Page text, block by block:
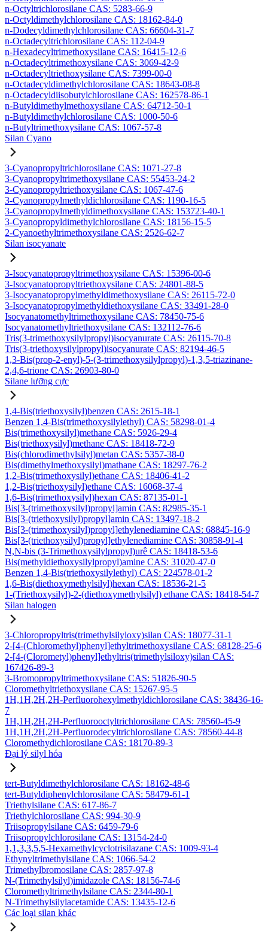
n-Octyltrichlorosilane CAS: 5283-66-9
n-Octyldimethylchlorosilane CAS: 18162-84-0
n-Dodecyldimethylchlorosilane CAS: 66604-31-7
n-Octadecyltrichlorosilane CAS: 112-04-9
n-Hexadecyltrimethoxysilane CAS: 16415-12-6
n-Octadecyltrimethoxysilane CAS: 3069-42-9
n-Octadecyltriethoxysilane CAS: 7399-00-0
n-Octadecyldimethylchlorosilane CAS: 18643-08-8
n-Octadecyldiisobutylchlorosilane CAS: 162578-86-1
n-Butyldimethylmethoxysilane CAS: 64712-50-1
n-Butyldimethylchlorosilane CAS: 1000-50-6
n-Butyltrimethoxysilane CAS: 1067-57-8
Silan Cyano
3-Cyanopropyltrichlorosilane CAS: 1071-27-8
3-Cyanopropyltrimethoxysilane CAS: 55453-24-2
3-Cyanopropyltriethoxysilane CAS: 1067-47-6
3-Cyanopropylmethyldichlorosilane CAS: 1190-16-5
3-Cyanopropylmethyldimethoxysilane CAS: 153723-40-1
3-Cyanopropyldimethylchlorosilane CAS: 18156-15-5
2-Cyanoethyltrimethoxysilane CAS: 2526-62-7
Silan isocyanate
3-Isocyanatopropyltrimethoxysilane CAS: 15396-00-6
3-Isocyanatopropyltriethoxysilane CAS: 24801-88-5
3-Isocyanatopropylmethyldimethoxysilane CAS: 26115-72-0
3-Isocyanatopropylmethyldiethoxysilane CAS: 33491-28-0
Isocyanatomethyltrimethoxysilane CAS: 78450-75-6
Isocyanatomethyltriethoxysilane CAS: 132112-76-6
Tris(3-trimethoxysilylpropyl)isocyanurate CAS: 26115-70-8
Tris(3-triethoxysilylpropyl)isocyanurate CAS: 82194-46-5
1,3-Bis(prop-2-enyl)-5-(3-trimethoxysilylpropyl)-1,3,5-triazinane-
2,4,6-trione CAS: 26903-80-0
Silane lưỡng cực
1,4-Bis(triethoxysilyl)benzen CAS: 2615-18-1
Benzen 1,4-Bis(trimethoxysilylethyl) CAS: 58298-01-4
Bis(trimethoxysilyl)methane CAS: 5926-29-4
Bis(triethoxysilyl)methane CAS: 18418-72-9
Bis(chlorodimethylsilyl)metan CAS: 5357-38-0
Bis(dimethylmethoxysilyl)mathane CAS: 18297-76-2
1,2-Bis(trimethoxysilyl)ethane CAS: 18406-41-2
1,2-Bis(triethoxysilyl)ethane CAS: 16068-37-4
1,6-Bis(trimethoxysilyl)hexan CAS: 87135-01-1
Bis[3-(trimethoxysilyl)propyl]amin CAS: 82985-35-1
Bis[3-(triethoxysilyl)propyl]amin CAS: 13497-18-2
Bis[3-(trimethoxysilyl)propyl]ethylenediamine CAS: 68845-16-9
Bis[3-(triethoxysilyl)propyl]ethylenediamine CAS: 30858-91-4
N,N-bis (3-Trimethoxysilylpropyl)urê CAS: 18418-53-6
Bis(methyldiethoxysilylpropyl)amine CAS: 31020-47-0
Benzen 1,4-Bis(triethoxysilylethyl) CAS: 224578-01-2
1,6-Bis(diethoxymethylsilyl)hexan CAS: 18536-21-5
1-(Triethoxysilyl)-2-(diethoxymethylsilyl) ethane CAS: 18418-54-7
Silan halogen
3-Chloropropyltris(trimethylsilyloxy)silan CAS: 18077-31-1
2-[4-(Chloromethyl)phenyl]ethyltrimethoxysilane CAS: 68128-25-6
2-[4-(Clorometyl)phenyl]ethyltris(trimethylsiloxy)silan CAS:
167426-89-3
3-Bromopropyltrimethoxysilane CAS: 51826-90-5
Cloromethyltriethoxysilane CAS: 15267-95-5
1H,1H,2H,2H-Perfluorohexylmethyldichlorosilane CAS: 38436-16-
7
1H,1H,2H,2H-Perfluorooctyltrichlorosilane CAS: 78560-45-9
1H,1H,2H,2H-Perfluorodecyltrichlorosilane CAS: 78560-44-8
Cloromethydichlorosilane CAS: 18170-89-3
Đại lý silyl hóa
tert-Butyldimethylchlorosilane CAS: 18162-48-6
tert-Butyldiphenylchlorosilane CAS: 58479-61-1
Triethylsilane CAS: 617-86-7
Triethylchlorosilane CAS: 994-30-9
Triisopropylsilane CAS: 6459-79-6
Triisopropylchlorosilane CAS: 13154-24-0
1,1,3,3,5,5-Hexamethylcyclotrisilazane CAS: 1009-93-4
Ethynyltrimethylsilane CAS: 1066-54-2
Trimethylbromosilane CAS: 2857-97-8
N-(Trimethylsilyl)imidazole CAS: 18156-74-6
Cloromethyltrimethylsilane CAS: 2344-80-1
N-Trimethylsilylacetamide CAS: 13435-12-6
Các loại silan khác